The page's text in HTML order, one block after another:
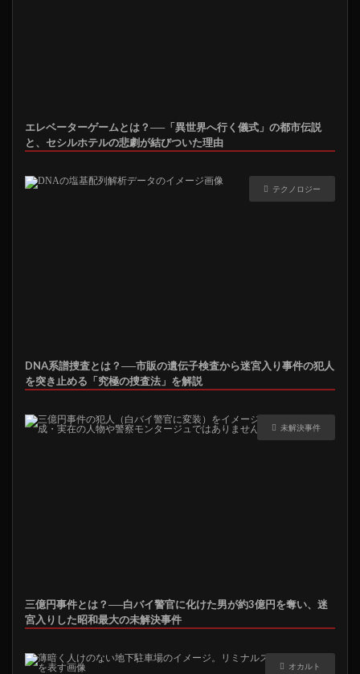
エレベーターゲームとは？──「異世界へ行く儀式」の都市伝説
と、セシルホテルの悲劇が結びついた理由
テクノロジー
DNA系譜捜査とは？──市販の遺伝子検査から迷宮入り事件の犯人
を突き止める「究極の捜査法」を解説
未解決事件
三億円事件とは？──白バイ警官に化けた男が約3億円を奪い、迷
宮入りした昭和最大の未解決事件
オカルト